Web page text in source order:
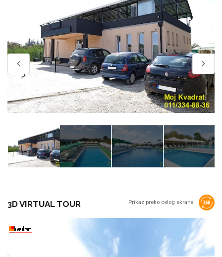
Prikaz preko celog ekrana
3D VIRTUAL TOUR